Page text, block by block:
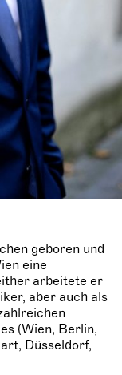
geboren und
eine
arbeitete er
aber auch als
(Wien, Berlin,
Düsseldorf,